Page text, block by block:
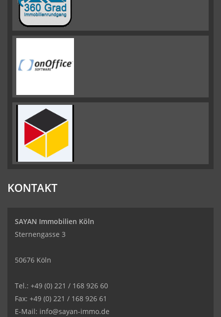
KONTAKT
SAYAN Immobilien Köln
Sternengasse 3
50676 Köln
Tel.: +49 (0) 221 / 168 926 60
Fax: +49 (0) 221 / 168 926 61
E-Mail: info@sayan-immo.de